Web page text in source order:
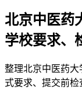
北京中医药
学校要求、
整理北京中医药
式要求、提交前检